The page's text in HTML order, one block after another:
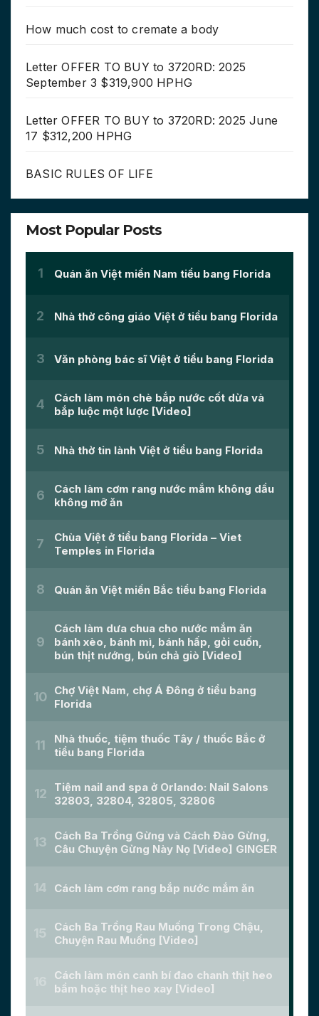
How much cost to cremate a body
Letter OFFER TO BUY to 3720RD: 2025
September 3 $319,900 HPHG
Letter OFFER TO BUY to 3720RD: 2025 June
17 $312,200 HPHG
BASIC RULES OF LIFE
Most Popular Posts